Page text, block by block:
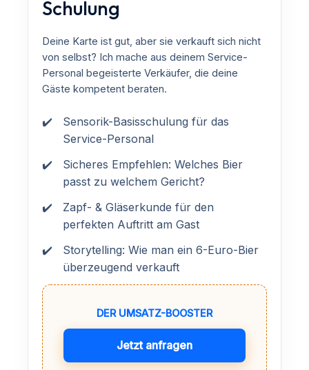
Schulung
Deine Karte ist gut, aber sie verkauft sich nicht
von selbst? Ich mache aus deinem Service-
Personal begeisterte Verkäufer, die deine
Gäste kompetent beraten.
Sensorik-Basisschulung für das
Service-Personal
Sicheres Empfehlen: Welches Bier
passt zu welchem Gericht?
Zapf- & Gläserkunde für den
perfekten Auftritt am Gast
Storytelling: Wie man ein 6-Euro-Bier
überzeugend verkauft
DER UMSATZ-BOOSTER
Jetzt anfragen